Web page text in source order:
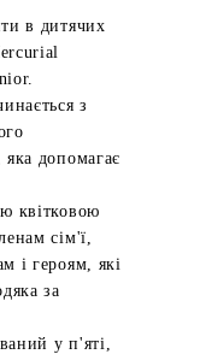
в дитячих
з
допомагає
квітковою
сім'ї,
і героям, які
за
у п'яті,